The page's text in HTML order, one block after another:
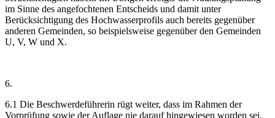
im Sinne des angefochtenen Entscheids und damit unter
Berücksichtigung des Hochwasserprofils auch bereits gegenüber
anderen Gemeinden, so beispielsweise gegenüber den Gemeinden
U, V, W und X.
6.
6.1 Die Beschwerdeführerin rügt weiter, dass im Rahmen der
Vorprüfung sowie der Auflage nie darauf hingewiesen worden sei,